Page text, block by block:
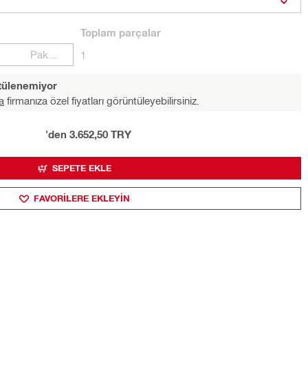
Toplam parçalar
1
firmanıza özel fiyatları görüntüleyebilirsiniz.
'den 3.652,50 TRY
SEPETE EKLE
FAVORILERE EKLEYIN